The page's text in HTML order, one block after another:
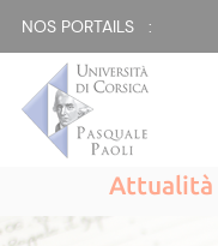
NOS PORTAILS :